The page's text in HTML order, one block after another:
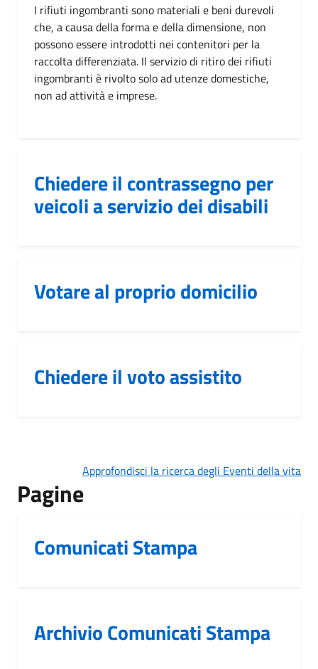
I rifiuti ingombranti sono materiali e beni durevoli
che, a causa della forma e della dimensione, non
possono essere introdotti nei contenitori per la
raccolta differenziata. Il servizio di ritiro dei rifiuti
ingombranti è rivolto solo ad utenze domestiche,
non ad attività e imprese.
Chiedere il contrassegno per
veicoli a servizio dei disabili
Votare al proprio domicilio
Chiedere il voto assistito
Approfondisci la ricerca degli Eventi della vita
Pagine
Comunicati Stampa
Archivio Comunicati Stampa